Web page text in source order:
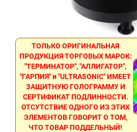
ТОЛЬКО ОРИГИНАЛЬНАЯ
ПРОДУКЦИЯ ТОРГОВЫХ МАРОК:
"ТЕРМИНАТОР", "АЛЛИГАТОР",
"ГАРПИЯ" и "ULTRASONIC" ИМЕЕТ
ЗАЩИТНУЮ ГОЛОГРАММУ И
СЕРТИФИКАТ ПОДЛИННОСТИ.
ОТСУТСТВИЕ ОДНОГО ИЗ ЭТИХ
ЭЛЕМЕНТОВ ГОВОРИТ О ТОМ,
ЧТО ТОВАР ПОДДЕЛЬНЫЙ!